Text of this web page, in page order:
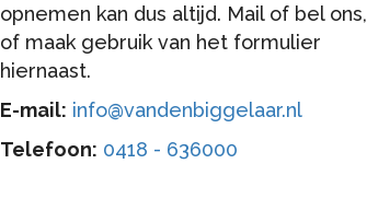
opnemen kan dus altijd. Mail of bel ons,
of maak gebruik van het formulier
hiernaast.
E-mail: info@vandenbiggelaar.nl
Telefoon: 0418 - 636000